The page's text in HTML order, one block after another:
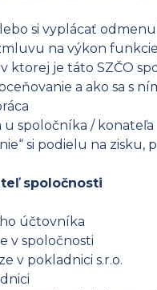
si vyplácať
na výkon
ktorej je táto SZČO
a ako sa s
spoločníka / konateľa
si podielu na
spoločnosti
účtovníka
v spoločnosti
v pokladnici s.r.o.